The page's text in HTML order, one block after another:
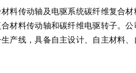
料传动轴及电驱系统碳纤维复合材
材料传动轴和碳纤维电驱转子。公
产线，具备自主设计、自主材料、